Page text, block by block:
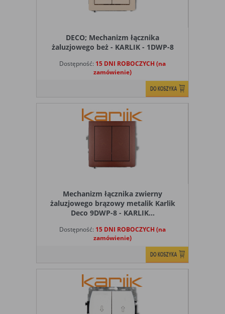
DECO; Mechanizm łącznika
żaluzjowego beż - KARLIK - 1DWP-8
Dostępność: 15 DNI ROBOCZYCH (na
zamówienie)
Mechanizm łącznika zwierny
żaluzjowego brązowy metalik Karlik
Deco 9DWP-8 - KARLIK...
Dostępność: 15 DNI ROBOCZYCH (na
zamówienie)